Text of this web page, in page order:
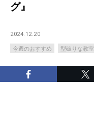
グ』
2024.12.20
今週のおすすめ 型破りな教室